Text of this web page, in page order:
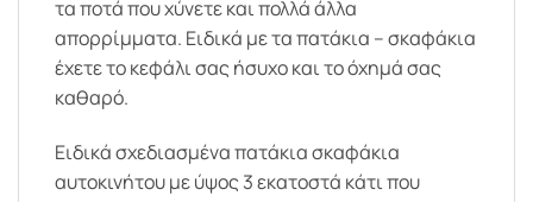
τα ποτά που χύνετε και πολλά άλλα
απορρίμματα. Ειδικά με τα πατάκια – σκαφάκια
έχετε το κεφάλι σας ήσυχο και το όχημά σας
καθαρό.
Ειδικά σχεδιασμένα πατάκια σκαφάκια
αυτοκινήτου με ύψος 3 εκατοστά κάτι που